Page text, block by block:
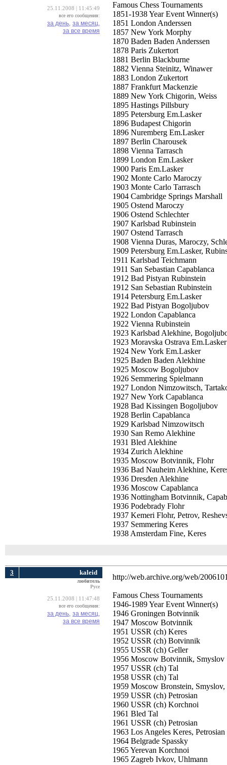
25.11.2008 | 11:45:49
все его сообщения:
за день, за месяц,
за все время
Famous Chess Tournaments
1851-1938 Year Event Winner(s)
1851 London Anderssen
1857 New York Morphy
1870 Baden Baden Anderssen
1878 Paris Zukertort
1881 Berlin Blackburne
1882 Vienna Steinitz, Winawer
1883 London Zukertort
1887 Frankfurt Mackenzie
1889 New York Chigorin, Weiss
1895 Hastings Pillsbury
1895 Petersburg Em.Lasker
1896 Budapest Chigorin
1896 Nuremberg Em.Lasker
1897 Berlin Charousek
1898 Vienna Tarrasch
1899 London Em.Lasker
1900 Paris Em.Lasker
1902 Monte Carlo Maroczy
1903 Monte Carlo Tarrasch
1904 Cambridge Springs Marshall
1905 Ostend Maroczy
1906 Ostend Schlechter
1907 Karlsbad Rubinstein
1907 Ostend Tarrasch
1908 Vienna Duras, Maroczy,
1909 Petersburg Em.Lasker,
1911 Karlsbad Teichmann
1911 San Sebastian Capablanca
1912 Bad Pistyan Rubinstein
1912 San Sebastian Rubinstein
1914 Petersburg Em.Lasker
1922 Bad Pistyan Bogoljubov
1922 London Capablanca
1922 Vienna Rubinstein
1923 Karlsbad Alekhine,
1923 Moravska Ostrava Em.Lasker
1924 New York Em.Lasker
1925 Baden Baden Alekhine
1925 Moscow Bogoljubov
1926 Semmering Spielmann
1927 London Nimzowitsch,
1927 New York Capablanca
1928 Bad Kissingen Bogoljubov
1928 Berlin Capablanca
1929 Karlsbad Nimzowitsch
1930 San Remo Alekhine
1931 Bled Alekhine
1934 Zurich Alekhine
1935 Moscow Botvinnik, Flohr
1936 Bad Nauheim Alekhine,
1936 Dresden Alekhine
1936 Moscow Capablanca
1936 Nottingham Botvinnik,
1936 Podebrady Flohr
1937 Kemeri Flohr, Petrov,
1937 Semmering Keres
1938 Amsterdam Fine, Keres
3 kaleid
любитель
Русе
25.11.2008 | 11:47:48
все его сообщения:
за день, за месяц,
за все время
http://web.archive.org/web/
Famous Chess Tournaments
1946-1989 Year Event Winner(s)
1946 Groningen Botvinnik
1947 Moscow Botvinnik
1951 USSR (ch) Keres
1952 USSR (ch) Botvinnik
1955 USSR (ch) Geller
1956 Moscow Botvinnik, Smyslov
1957 USSR (ch) Tal
1958 USSR (ch) Tal
1959 Moscow Bronstein, Smyslov,
1959 USSR (ch) Petrosian
1960 USSR (ch) Korchnoi
1961 Bled Tal
1961 USSR (ch) Petrosian
1963 Los Angeles Keres, Petrosian
1964 Belgrade Spassky
1965 Yerevan Korchnoi
1965 Zagreb Ivkov, Uhlmann